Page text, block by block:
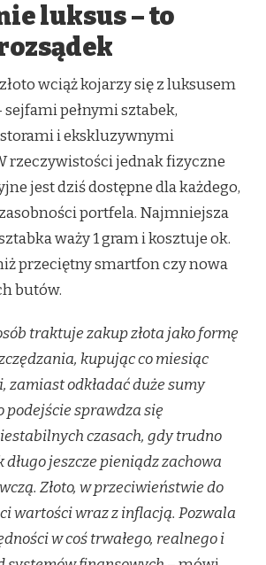
luksus – to
wciąż kojarzy się z luksusem
pełnymi sztabek,
i ekskluzywnymi
rzeczywistości jednak fizyczne
jest dziś dostępne dla każdego,
portfela. Najmniejsza
waży 1 gram i kosztuje ok.
przeciętny smartfon czy nowa
butów.
traktuje zakup złota jako formę
kupując co miesiąc
zamiast odkładać duże sumy
podejście sprawdza się
czasach, gdy trudno
jeszcze pieniądz zachowa
Złoto, w przeciwieństwie do
wartości wraz z inflacją. Pozwala
w coś trwałego, realnego i